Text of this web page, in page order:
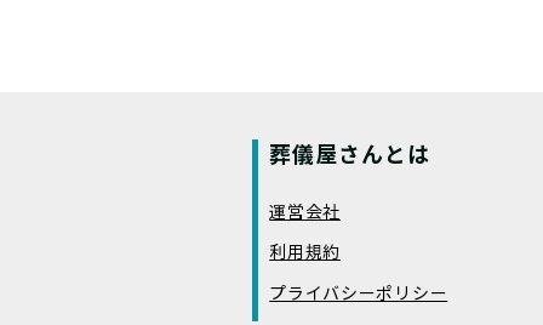
葬儀屋さんとは
運営会社
利用規約
プライバシーポリシー